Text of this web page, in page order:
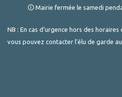
🛈 Mairie fermée le samedi
NB : En cas d’urgence hors des
vous pouvez contacter l’élu de garde au